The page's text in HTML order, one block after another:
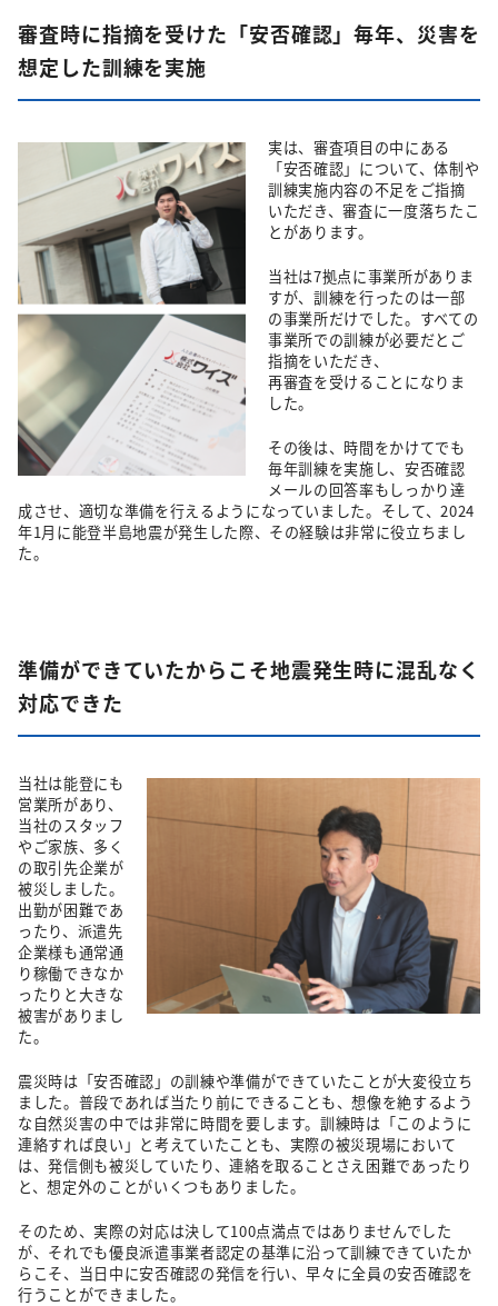
審査時に指摘を受けた「安否確認」毎年、災害を
想定した訓練を実施
実は、審査項目の中にある
「安否確認」について、体制や
訓練実施内容の不足をご指摘
いただき、審査に一度落ちたこ
とがあります。
当社は7拠点に事業所がありま
すが、訓練を行ったのは一部
の事業所だけでした。すべての
事業所での訓練が必要だとご
指摘をいただき、
再審査を受けることになりま
した。
その後は、時間をかけてでも
毎年訓練を実施し、安否確認
メールの回答率もしっかり達
成させ、適切な準備を行えるようになっていました。そして、2024
年1月に能登半島地震が発生した際、その経験は非常に役立ちまし
た。
準備ができていたからこそ地震発生時に混乱なく
対応できた
当社は能登にも
営業所があり、
当社のスタッフ
やご家族、多く
の取引先企業が
被災しました。
出勤が困難であ
ったり、派遣先
企業様も通常通
り稼働できなか
ったりと大きな
被害がありまし
た。
震災時は「安否確認」の訓練や準備ができていたことが大変役立ち
ました。普段であれば当たり前にできることも、想像を絶するよう
な自然災害の中では非常に時間を要します。訓練時は「このように
連絡すれば良い」と考えていたことも、実際の被災現場において
は、発信側も被災していたり、連絡を取ることさえ困難であったり
と、想定外のことがいくつもありました。
そのため、実際の対応は決して100点満点ではありませんでした
が、それでも優良派遣事業者認定の基準に沿って訓練できていたか
らこそ、当日中に安否確認の発信を行い、早々に全員の安否確認を
行うことができました。